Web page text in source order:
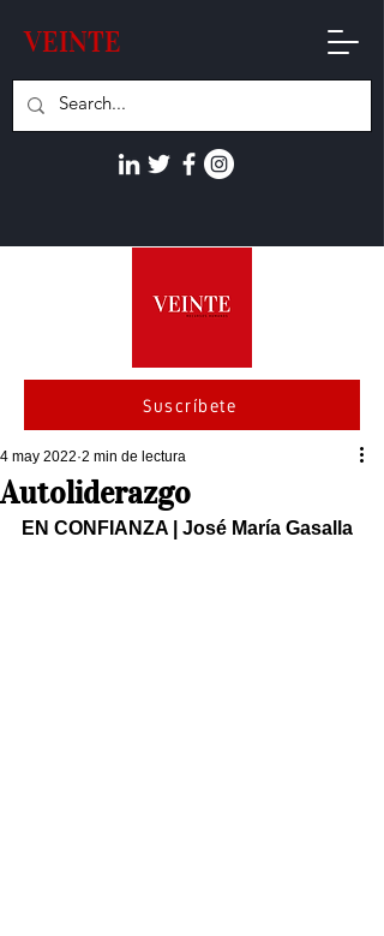
VEINTE
Suscríbete
Autoliderazgo
4 may 2022 2 min de lectura
EN CONFIANZA | José María Gasalla